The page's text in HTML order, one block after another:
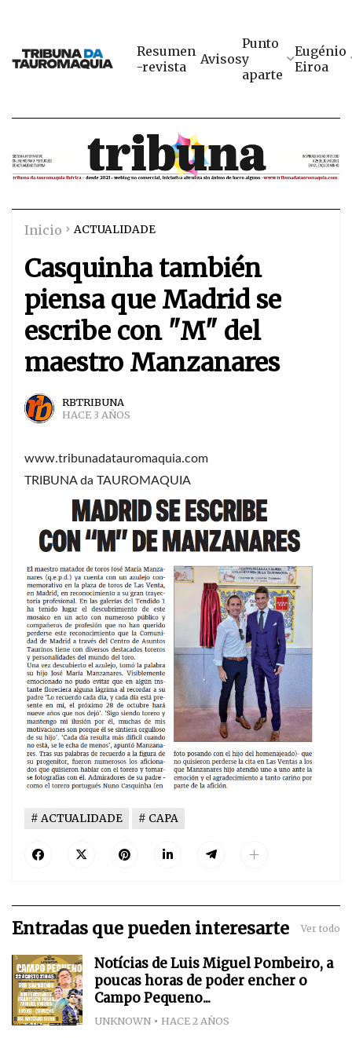
Resumen
-revista
Avisos
Punto
y
aparte
Eugénio
Eiroa
Inicio ACTUALIDADE
Casquinha también
piensa que Madrid se
escribe con "M" del
maestro Manzanares
RBTRIBUNA
HACE 3 AÑOS
www.tribunadatauromaquia.com
TRIBUNA da TAUROMAQUIA
ACTUALIDADE CAPA
Entradas que pueden interesarte Ver todo
Notícias de Luis Miguel Pombeiro, a
poucas horas de poder encher o
Campo Pequeno...
UNKNOWN HACE 2 AÑOS